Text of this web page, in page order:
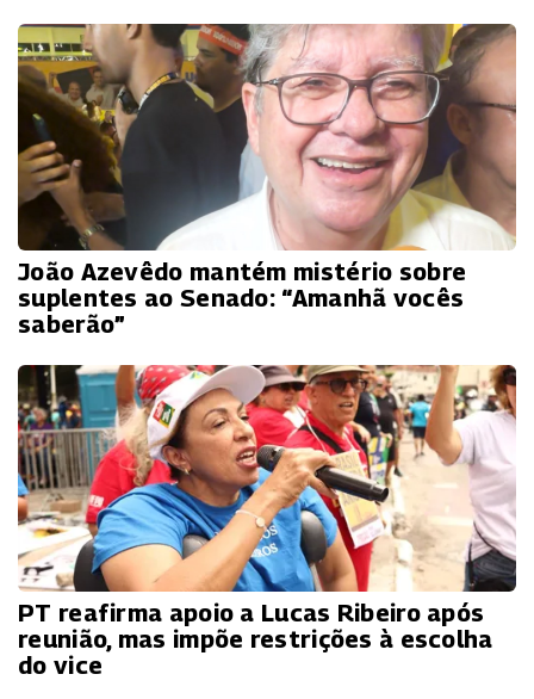
João Azevêdo mantém mistério sobre
suplentes ao Senado: “Amanhã vocês
saberão”
PT reafirma apoio a Lucas Ribeiro após
reunião, mas impõe restrições à escolha
do vice